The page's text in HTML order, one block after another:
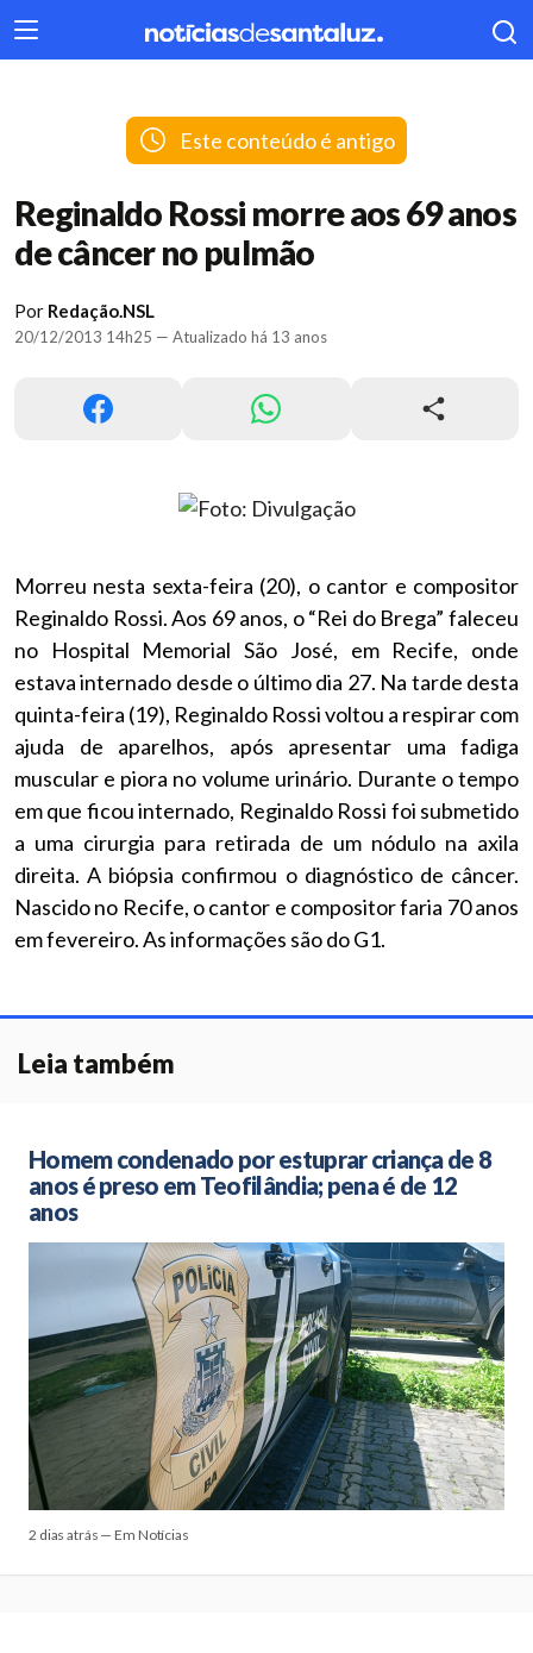
404
Este conteúdo é antigo
Reginaldo Rossi morre aos 69 anos
de câncer no pulmão
Por Redação.NSL
20/12/2013 14h25 — Atualizado há 13 anos
Morreu nesta sexta-feira (20), o cantor e compositor
Reginaldo Rossi. Aos 69 anos, o “Rei do Brega” faleceu
no Hospital Memorial São José, em Recife, onde
estava internado desde o último dia 27. Na tarde desta
quinta-feira (19), Reginaldo Rossi voltou a respirar com
ajuda de aparelhos, após apresentar uma fadiga
muscular e piora no volume urinário. Durante o tempo
em que ficou internado, Reginaldo Rossi foi submetido
a uma cirurgia para retirada de um nódulo na axila
direita. A biópsia confirmou o diagnóstico de câncer.
Nascido no Recife, o cantor e compositor faria 70 anos
em fevereiro. As informações são do G1.
Leia também
Homem condenado por estuprar criança de 8
anos é preso em Teofilândia; pena é de 12
anos
2 dias atrás — Em Notícias